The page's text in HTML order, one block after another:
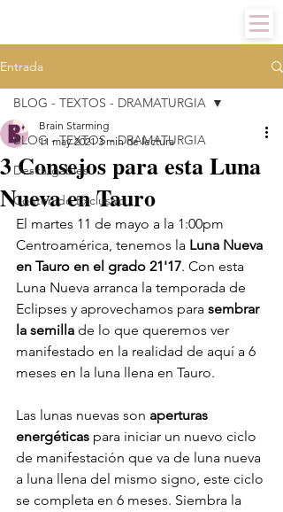
Entrada
BLOG - TEXTOS - DRAMATURGIA
Descargables
Contenido Exclusivo
BLOG - TEXTOS - DRAMATURGIA
3 Consejos para esta Luna
Nueva en Tauro
Brain Starming
11 may 2021 3 min de lectura
El martes 11 de mayo a la 1:00pm
Centroamérica, tenemos la Luna Nueva
en Tauro en el grado 21'17. Con esta
Luna Nueva arranca la temporada de
Eclipses y aprovechamos para sembrar
la semilla de lo que queremos ver
manifestado en la realidad de aquí a 6
meses en la luna llena en Tauro.
Las lunas nuevas son aperturas
energéticas para iniciar un nuevo ciclo
de manifestación que va de luna nueva
a luna llena del mismo signo, este ciclo
se completa en 6 meses. Siembra la